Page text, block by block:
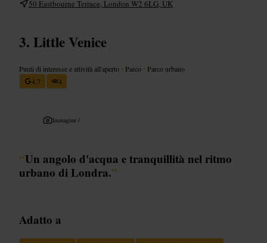
50 Eastbourne Terrace, London W2 6LG, UK
Little Venice
Punti di interesse e attività all'aperto • Parco • Parco urbano
4,7
4
Immagine /
“Un angolo d'acqua e tranquillità nel ritmo
urbano di Londra.”
Adatto a